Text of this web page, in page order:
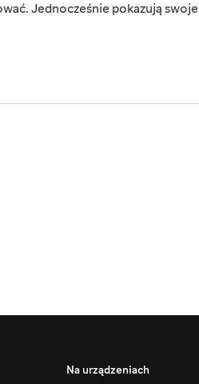
Jednocześnie pokazują swoje
Na urządzeniach